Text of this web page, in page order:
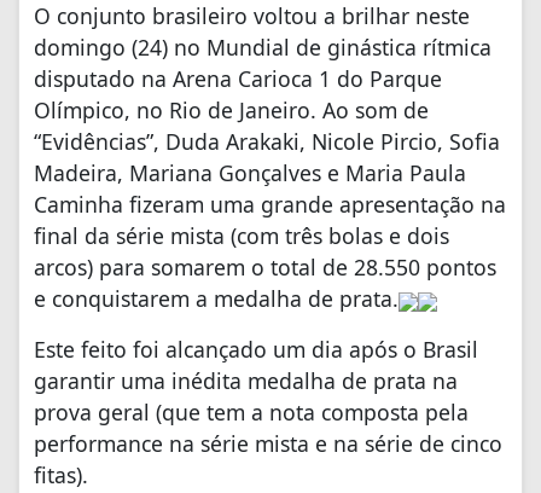
O conjunto brasileiro voltou a brilhar neste
domingo (24) no Mundial de ginástica rítmica
disputado na Arena Carioca 1 do Parque
Olímpico, no Rio de Janeiro. Ao som de
“Evidências”, Duda Arakaki, Nicole Pircio, Sofia
Madeira, Mariana Gonçalves e Maria Paula
Caminha fizeram uma grande apresentação na
final da série mista (com três bolas e dois
arcos) para somarem o total de 28.550 pontos
e conquistarem a medalha de prata.
Este feito foi alcançado um dia após o Brasil
garantir uma inédita medalha de prata na
prova geral (que tem a nota composta pela
performance na série mista e na série de cinco
fitas).